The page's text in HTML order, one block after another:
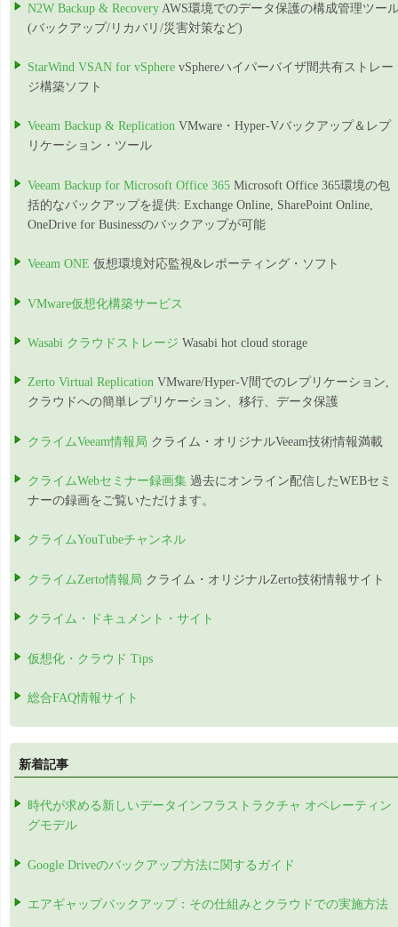
N2W Backup & Recovery AWS環境でのデータ保護の構成管理ツー
(バックアップ/リカバリ/災害対策など)
StarWind VSAN for vSphere vSphereハイパーバイザ間共有ストレー
ジ構築ソフト
Veeam Backup & Replication VMware・Hyper-Vバックアップ＆レプ
リケーション・ツール
Veeam Backup for Microsoft Office 365 Microsoft Office 365環境の包
括的なバックアップを提供: Exchange Online, SharePoint Online,
OneDrive for Businessのバックアップが可能
Veeam ONE 仮想環境対応監視&レポーティング・ソフト
VMware仮想化構築サービス
Wasabi クラウドストレージ Wasabi hot cloud storage
Zerto Virtual Replication VMware/Hyper-V間でのレプリケーション,
クラウドへの簡単レプリケーション、移行、データ保護
クライムVeeam情報局 クライム・オリジナルVeeam技術情報満載
クライムWebセミナー録画集 過去にオンライン配信したWEBセミ
ナーの録画をご覧いただけます。
クライムYouTubeチャンネル
クライムZerto情報局 クライム・オリジナルZerto技術情報サイト
クライム・ドキュメント・サイト
仮想化・クラウド Tips
総合FAQ情報サイト
新着記事
時代が求める新しいデータインフラストラクチャ オペレーティン
グモデル
Google Driveのバックアップ方法に関するガイド
エアギャップバックアップ：その仕組みとクラウドでの実施方法